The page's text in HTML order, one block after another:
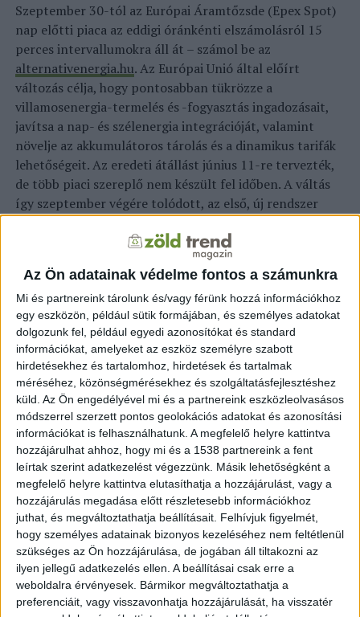
Az Ön adatainak védelme fontos a számunkra
Mi és partnereink tárolunk és/vagy férünk hozzá információkhoz
egy eszközön, például sütik formájában, és személyes adatokat
dolgozunk fel, például egyedi azonosítókat és standard
információkat, amelyeket az eszköz személyre szabott
hirdetésekhez és tartalomhoz, hirdetések és tartalmak
méréséhez, közönségmérésekhez és szolgáltatásfejlesztéshez
küld. Az Ön engedélyével mi és a partnereink eszközleolvasásos
módszerrel szerzett pontos geolokációs adatokat és azonosítási
információkat is felhasználhatunk. A megfelelő helyre kattintva
hozzájárulhat ahhoz, hogy mi és a 1538 partnereink a fent
leírtak szerint adatkezelést végezzünk. Másik lehetőségként a
megfelelő helyre kattintva elutasíthatja a hozzájárulást, vagy a
hozzájárulás megadása előtt részletesebb információkhoz
juthat, és megváltoztathatja beállításait. Felhívjuk figyelmét,
hogy személyes adatainak bizonyos kezeléséhez nem feltétlenül
szükséges az Ön hozzájárulása, de jogában áll tiltakozni az
ilyen jellegű adatkezelés ellen. A beállításai csak erre a
weboldalra érvényesek. Bármikor megváltoztathatja a
preferenciáit, vagy visszavonhatja hozzájárulását, ha visszatér
Szeptember 30-tól az Európai Áramtőzsde (Epex Spot)
nap előtti piaca az eddigi óránkénti elszámolásról 15
perces intervallumokra áll át – számol be az
alternativenergia.hu. Az Európai Unió által előírt
változás célja, hogy pontosabban tükrözze a
villamosenergia-termelés és -fogyasztás ingadozásait,
javítsa a nap- és szélenergia integrációját, valamint
növelje az akkumulátoros tárolás és a dinamikus tarifák
lehetőségeit.Az eredeti átállást június 11-re tervezték,
de több piaci szereplő nem készült fel időben. A váltás
így szeptember végére tolódott, az első, új rendszer
kapcsolódó fizikai átadások pedig október 1-jén
A piac szereplői szerint a negyedórás
elszámolás igazi paradigmaváltás. „A piac sokkal
pontosabban tükrözi a valóságot” – mondta Jannik
Schall, a 1Komma5° társalapítója. A Luox Energy a
lépést mérföldkőnek nevezte, különösen a napenergia
közvetlen értékesítésében. A pontosabb árképzés
előnyös a megújulók számára, hiszen jobban követi a
termelés változását, és növeli az akkumulátoros tárolók
hatékonyságát is.
Az EU előírása szerint minden villamosenergia-piacon
15 perces számlázási időszakokat kell alkalmazni. A
napközbeni kereskedelemben ez már régóta elérhető,
ám a nap előtti piacon eddig órás blokkokat
alkalmaztak, ami megnehezítette a precíz előrejelzést.
Az új rendszer várhatóan csökkenti a kiegyenlítési
költségeket és növeli a bevételeket.
A dinamikus tarifák is fejlődnek: a napi 24 ár helyett 96